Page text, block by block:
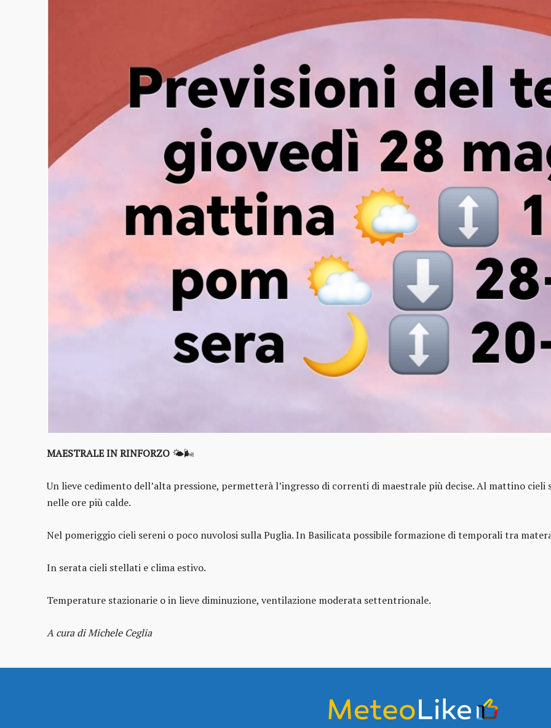
MAESTRALE IN RINFORZO 🌤️🌬️
Un lieve cedimento dell’alta pressione, permetterà l’ingresso di correnti di maestrale più decise. Al mattino
nelle ore più calde.
Nel pomeriggio cieli sereni o poco nuvolosi sulla Puglia. In Basilicata possibile formazione di temporali tra
In serata cieli stellati e clima estivo.
Temperature stazionarie o in lieve diminuzione, ventilazione moderata settentrionale.
A cura di Michele Ceglia